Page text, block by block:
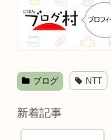
ブログ NTT
新着記事